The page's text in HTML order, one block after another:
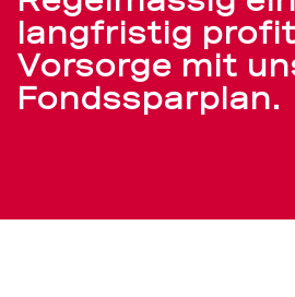
5
Franken
BEKB
langfristig
Vorsorge mit
Fondssparplan.